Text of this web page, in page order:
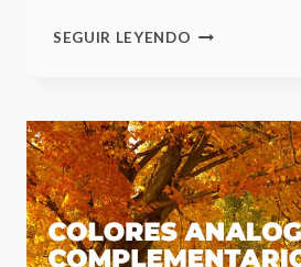
SEGUIR LEYENDO DOS